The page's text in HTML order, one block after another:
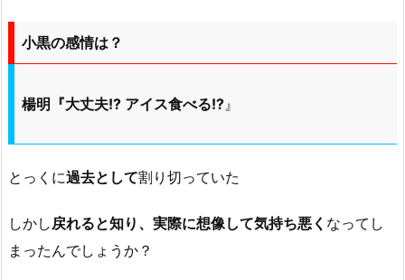
小黒の感情は？
楊明『大丈夫!? アイス食べる!?』
とっくに過去として割り切っていた
しかし戻れると知り、実際に想像して気持ち悪く なってし
まったんでしょうか？